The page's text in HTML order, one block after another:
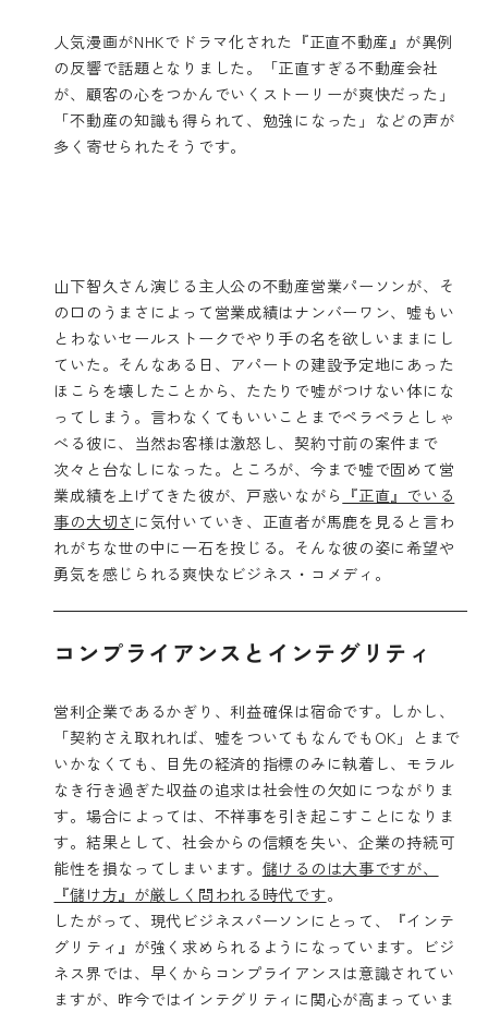
人気漫画がNHKでドラマ化された『正直不動産』が異例
の反響で話題となりました。「正直すぎる不動産会社
が、顧客の心をつかんでいくストーリーが爽快だった」
「不動産の知識も得られて、勉強になった」などの声が
多く寄せられたそうです。
山下智久さん演じる主人公の不動産営業パーソンが、そ
の口のうまさによって営業成績はナンバーワン、嘘もい
とわないセールストークでやり手の名を欲しいままにし
ていた。そんなある日、アパートの建設予定地にあった
ほこらを壊したことから、たたりで嘘がつけない体にな
ってしまう。言わなくてもいいことまでペラペラとしゃ
べる彼に、当然お客様は激怒し、契約寸前の案件まで
次々と台なしになった。ところが、今まで嘘で固めて営
業成績を上げてきた彼が、戸惑いながら 『正直』でいる
事の大切さ に気付いていき、正直者が馬鹿を見ると言わ
れがちな世の中に一石を投じる。そんな彼の姿に希望や
勇気を感じられる爽快なビジネス・コメディ。
コンプライアンスとインテグリティ
営利企業であるかぎり、利益確保は宿命です。しかし、
「契約さえ取れれば、嘘をついてもなんでもOK」とまで
いかなくても、目先の経済的指標のみに執着し、モラル
なき行き過ぎた収益の追求は社会性の欠如につながりま
す。場合によっては、不祥事を引き起こすことになりま
す。結果として、社会からの信頼を失い、企業の持続可
能性を損なってしまいます。 儲けるのは大事ですが、
『儲け方』が厳しく問われる時代です。
したがって、現代ビジネスパーソンにとって、『インテ
グリティ』が強く求められるようになっています。ビジ
ネス界では、早くからコンプライアンスは意識されてい
ますが、昨今ではインテグリティに関心が高まっていま